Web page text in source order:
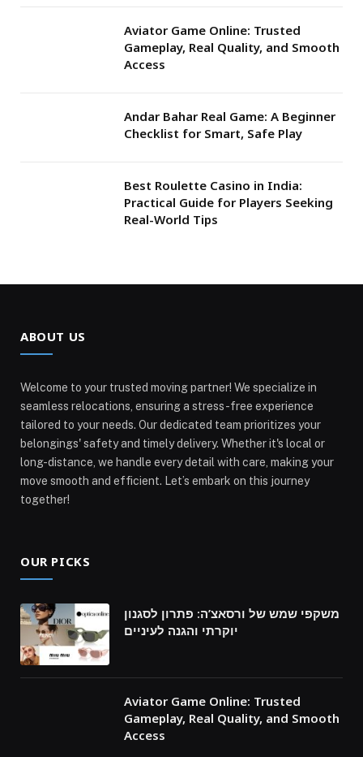
Aviator Game Online: Trusted
Gameplay, Real Quality, and Smooth
Access
Andar Bahar Real Game: A Beginner
Checklist for Smart, Safe Play
Best Roulette Casino in India:
Practical Guide for Players Seeking
Real-World Tips
ABOUT US
Welcome to your trusted moving partner! We specialize in
seamless relocations, ensuring a stress-free experience
tailored to your needs. Our dedicated team prioritizes your
belongings' safety and timely delivery. Whether it's local or
long-distance, we handle every detail with care, making your
move smooth and efficient. Let’s embark on this journey
together!
OUR PICKS
משקפי שמש של ורסאצ’ה: פתרון לסגנון
יוקרתי והגנה לעיניים
Aviator Game Online: Trusted
Gameplay, Real Quality, and Smooth
Access